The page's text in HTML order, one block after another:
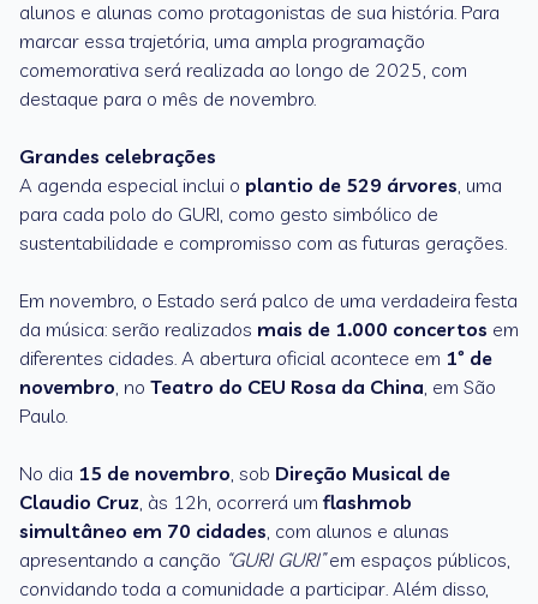
alunos e alunas como protagonistas de sua história. Para
marcar essa trajetória, uma ampla programação
comemorativa será realizada ao longo de 2025, com
destaque para o mês de novembro.
Grandes celebrações
A agenda especial inclui o plantio de 529 árvores, uma
para cada polo do GURI, como gesto simbólico de
sustentabilidade e compromisso com as futuras gerações.
Em novembro, o Estado será palco de uma verdadeira festa
da música: serão realizados mais de 1.000 concertos em
diferentes cidades. A abertura oficial acontece em 1º de
novembro, no Teatro do CEU Rosa da China, em São
Paulo.
No dia 15 de novembro, sob Direção Musical de
Claudio Cruz, às 12h, ocorrerá um flashmob
simultâneo em 70 cidades, com alunos e alunas
apresentando a canção “GURI GURI”em espaços públicos,
convidando toda a comunidade a participar. Além disso,